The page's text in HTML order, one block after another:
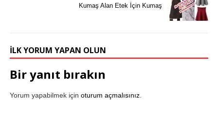
Kumaş Alan Etek İçin Kumaş
İLK YORUM YAPAN OLUN
Bir yanıt bırakın
Yorum yapabilmek için oturum açmalısınız